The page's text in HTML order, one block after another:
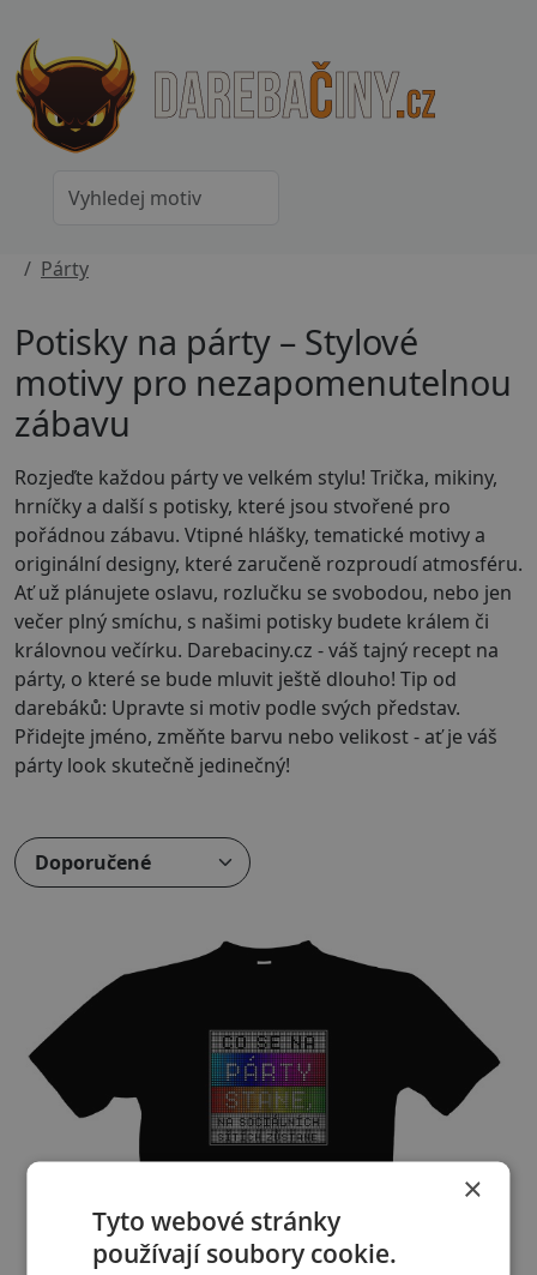
Párty
Potisky na párty – Stylové
motivy pro nezapomenutelnou
zábavu
Rozjeďte každou párty ve velkém stylu! Trička, mikiny,
hrníčky a další s potisky, které jsou stvořené pro
pořádnou zábavu. Vtipné hlášky, tematické motivy a
originální designy, které zaručeně rozproudí atmosféru.
Ať už plánujete oslavu, rozlučku se svobodou, nebo jen
večer plný smíchu, s našimi potisky budete králem či
královnou večírku. Darebaciny.cz - váš tajný recept na
párty, o které se bude mluvit ještě dlouho! Tip od
darebáků: Upravte si motiv podle svých představ.
Přidejte jméno, změňte barvu nebo velikost - ať je váš
párty look skutečně jedinečný!
Přizpůsobitelný motiv
×
Tyto webové stránky
používají soubory cookie.